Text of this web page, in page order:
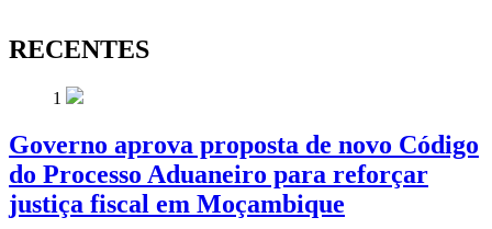
RECENTES
1
Governo aprova proposta de novo Código
do Processo Aduaneiro para reforçar
justiça fiscal em Moçambique